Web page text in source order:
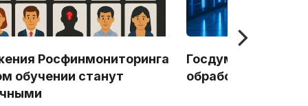
Росфинмониторинга
обучении станут
Госдума приняла
обработки данных